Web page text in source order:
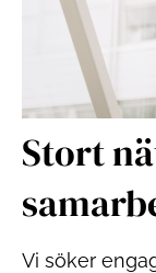
Stort
Vi söker